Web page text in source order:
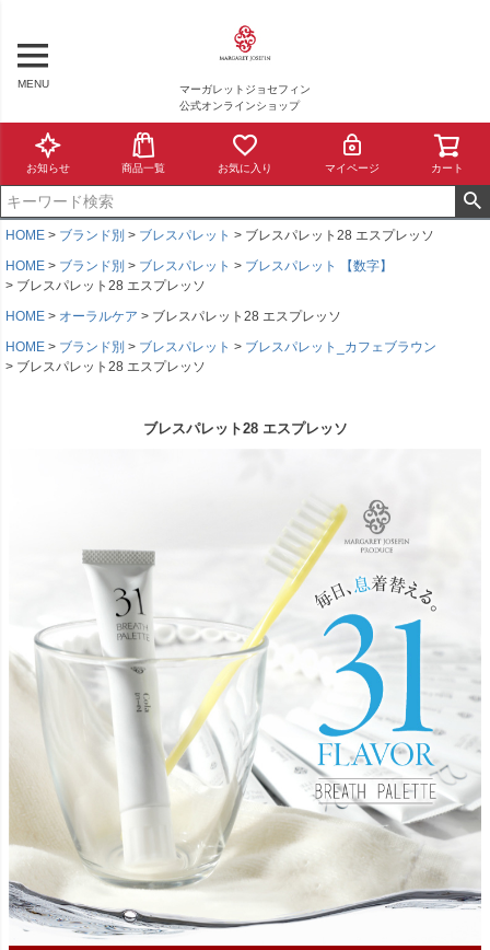
MENU
マーガレットジョセフィン
公式オンラインショップ
お知らせ 商品一覧 お気に入り マイページ カート
HOME ブランド別 ブレスパレット
ブレスパレット28 エスプレッソ
HOME
ブランド別 ブレスパレット
ブレスパレット 【数字】
ブレスパレット28 エスプレッソ
HOME
オーラルケア
ブレスパレット28 エスプレッソ
HOME
ブランド別 ブレスパレット
ブレスパレット_カフェブラウン
ブレスパレット28 エスプレッソ
ブレスパレット28 エスプレッソ